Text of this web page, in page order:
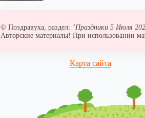
© Поздравуха, раздел: "Праздники 5 Июля
Авторские материалы! При использовании
Карта сайта